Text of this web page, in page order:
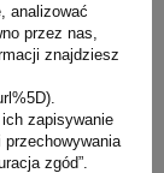
analizować
przez nas,
znajdziesz
zapisywanie
zgód”.